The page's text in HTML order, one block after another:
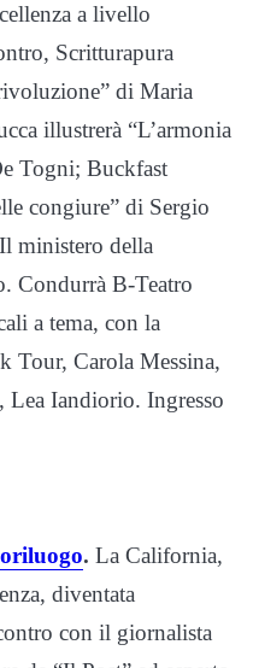
a livello
Scritturapura
di Maria
illustrerà “L’armonia
Togni; Buckfast
congiure” di Sergio
ministero della
Condurrà B-Teatro
a tema, con la
Tour, Carola Messina,
Lea Iandiorio. Ingresso
. La California,
diventata
con il giornalista